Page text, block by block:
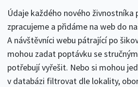
Údaje každého nového živnostníka
zpracujeme a přidáme na web do
A návštěvníci webu pátrající po
mohou zadat poptávku se
potřebují vyřešit. Nebo si mohou
v databázi filtrovat dle lokality,